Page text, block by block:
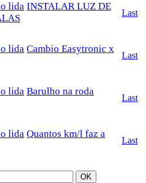
INSTALAR LUZ DE
Last
Cambio Easytronic x
Last
Barulho na roda
Last
Quantos km/l faz a
Last